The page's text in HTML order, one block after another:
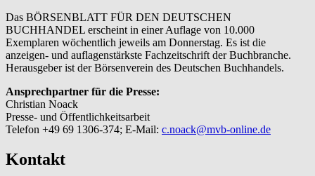
Das BÖRSENBLATT FÜR DEN DEUTSCHEN
BUCHHANDEL erscheint in einer Auflage von 10.000
Exemplaren wöchentlich jeweils am Donnerstag. Es ist die
anzeigen- und auflagenstärkste Fachzeitschrift der Buchbranche.
Herausgeber ist der Börsenverein des Deutschen Buchhandels.
Ansprechpartner für die Presse:
Christian Noack
Presse- und Öffentlichkeitsarbeit
Telefon +49 69 1306-374; E-Mail: c.noack@mvb-online.de
Kontakt